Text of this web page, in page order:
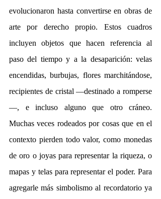
evolucionaron hasta convertirse en obras de
arte por derecho propio. Estos cuadros
incluyen objetos que hacen referencia al
paso del tiempo y a la desaparición: velas
encendidas, burbujas, flores marchitándose,
recipientes de cristal —destinado a romperse
—, e incluso alguno que otro cráneo.
Muchas veces rodeados por cosas que en el
contexto pierden todo valor, como monedas
de oro o joyas para representar la riqueza, o
mapas y telas para representar el poder. Para
agregarle más simbolismo al recordatorio ya